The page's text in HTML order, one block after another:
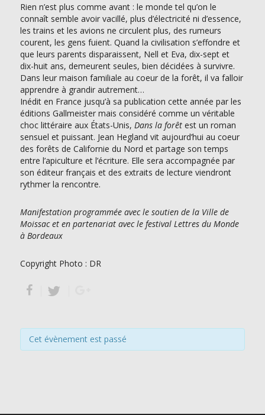
Rien n’est plus comme avant : le monde tel qu’on le
connaît semble avoir vacillé, plus d’électricité ni d’essence,
les trains et les avions ne circulent plus, des rumeurs
courent, les gens fuient. Quand la civilisation s’effondre et
que leurs parents disparaissent, Nell et Eva, dix-sept et
dix-huit ans, demeurent seules, bien décidées à survivre.
Dans leur maison familiale au coeur de la forêt, il va falloir
apprendre à grandir autrement…
Inédit en France jusqu’à sa publication cette année par les
éditions Gallmeister mais considéré comme un véritable
choc littéraire aux États-Unis, Dans la forêtest un roman
sensuel et puissant. Jean Hegland vit aujourd’hui au coeur
des forêts de Californie du Nord et partage son temps
entre l’apiculture et l’écriture. Elle sera accompagnée par
son éditeur français et des extraits de lecture viendront
rythmer la rencontre.
Manifestation programmée avec le soutien de la Ville de
Moissac et en partenariat avec le festival Lettres du Monde
à Bordeaux
Copyright Photo : DR
Cet évènement est passé